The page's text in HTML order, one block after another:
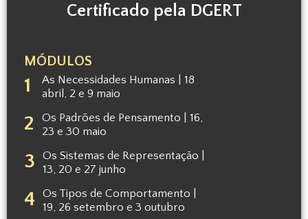
Certificado pela DGERT
MÓDULOS
1
As Necessidades Humanas | 18
abril, 2 e 9 maio
2
Os Padrões de Pensamento | 16,
23 e 30 maio
3
Os Sistemas de Representação |
13, 20 e 27 junho
4
Os Tipos de Comportamento |
19, 26 setembro e 3 outubro